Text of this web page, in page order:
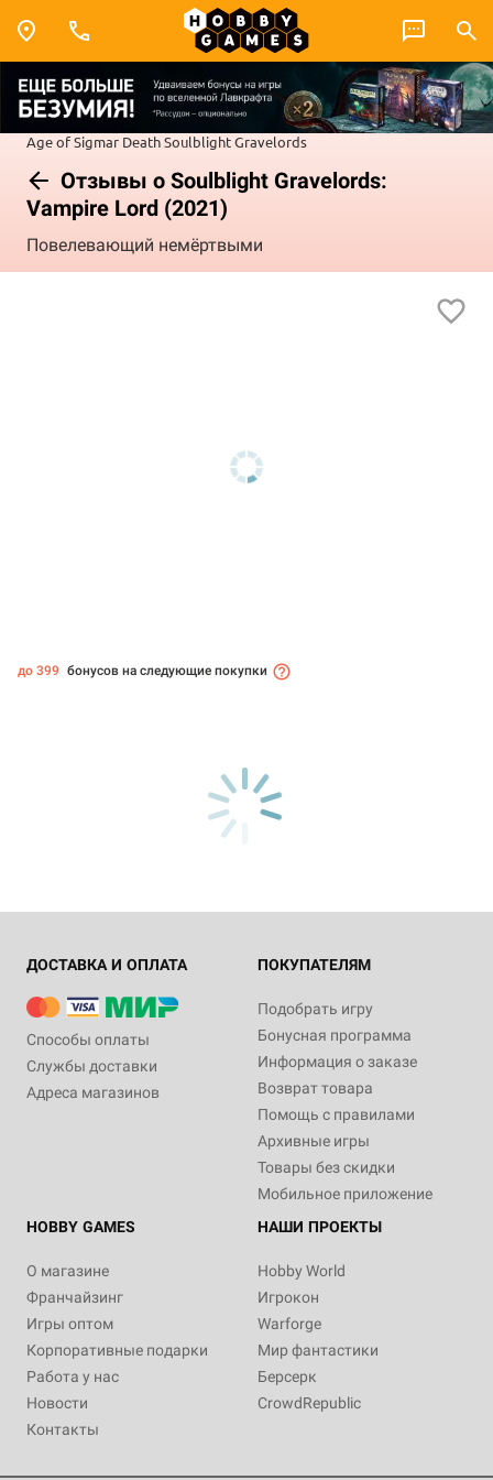
Age of Sigmar DeathSoulblight Gravelords
Отзывы о Soulblight Gravelords:
Vampire Lord (2021)
Повелевающий немёртвыми
до 399 бонусов на следующие покупки
ДОСТАВКА И ОПЛАТА
Способы оплаты
Службы доставки
Адреса магазинов
ПОКУПАТЕЛЯМ
Подобрать игру
Бонусная программа
Информация о заказе
Возврат товара
Помощь с правилами
Архивные игры
Товары без скидки
Мобильное приложение
HOBBY GAMES
О магазине
Франчайзинг
Игры оптом
Корпоративные подарки
Работа у нас
Новости
Контакты
НАШИ ПРОЕКТЫ
Hobby World
Игрокон
Warforge
Мир фантастики
Берсерк
CrowdRepublic